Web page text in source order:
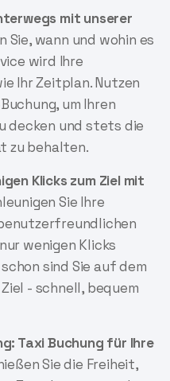
mit unserer
Sie, wann und wohin es
wird Ihre
Ihr Zeitplan. Nutzen
um Ihren
decken und stets die
zu behalten.
Klicks zum Ziel mit
Sie Ihre
wenigen Klicks
sind Sie auf dem
- schnell, bequem
Taxi Buchung für Ihre
Sie die Freiheit,